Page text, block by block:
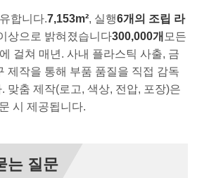
합니다.7,153m², 실행6개의 조립 라
상으로 밝혀졌습니다300,000개 모든
걸쳐 매년. 사내 플라스틱 사출, 금
제작을 통해 부품 품질을 직접 감독
맞춤 제작(로고, 색상, 전압, 포장)은
시 제공됩니다.
는 질문